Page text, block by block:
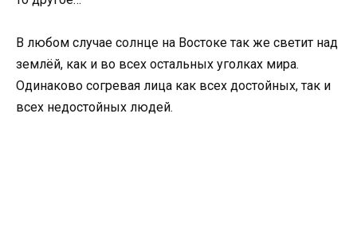
В любом случае солнце на Востоке так же светит над
землёй, как и во всех остальных уголках мира.
Одинаково согревая лица как всех достойных, так и
всех недостойных людей.